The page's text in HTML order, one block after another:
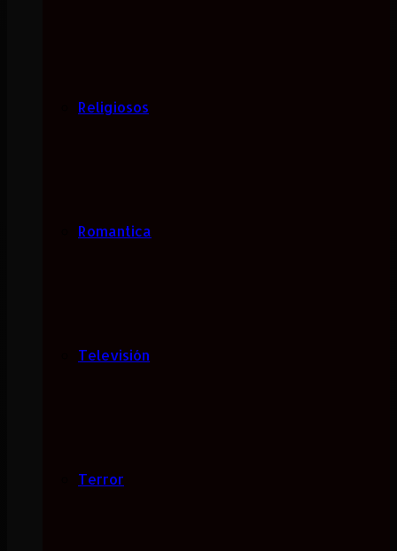
Religiosos
Romantica
Televisión
Terror